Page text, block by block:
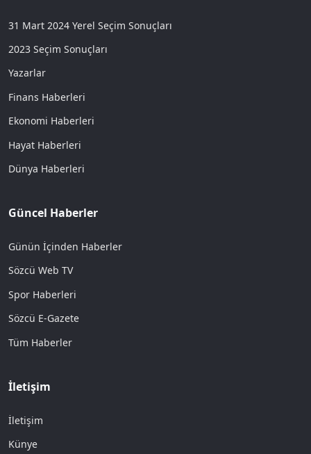
31 Mart 2024 Yerel Seçim Sonuçları
2023 Seçim Sonuçları
Yazarlar
Finans Haberleri
Ekonomi Haberleri
Hayat Haberleri
Dünya Haberleri
Güncel Haberler
Günün İçinden Haberler
Sözcü Web TV
Spor Haberleri
Sözcü E-Gazete
Tüm Haberler
İletişim
İletişim
Künye